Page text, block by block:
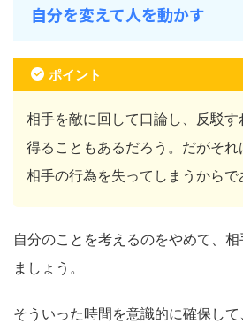
自分を変えて人を動かす
ポイント
相手を敵に回して口論し、反駁
得ることもあるだろう。だがそれ
相手の行為を失ってしまうからで
自分のことを考えるのをやめて、
ましょう。
そういった時間を意識的に確保し